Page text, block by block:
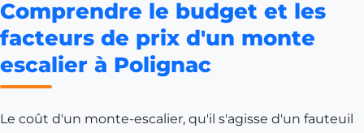
Comprendre le budget et les
facteurs de prix d'un monte
escalier à Polignac
Le coût d'un monte-escalier, qu'il s'agisse d'un fauteuil